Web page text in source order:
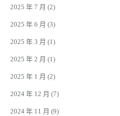
2025 年 7 月 (2)
2025 年 6 月 (3)
2025 年 3 月 (1)
2025 年 2 月 (1)
2025 年 1 月 (2)
2024 年 12 月 (7)
2024 年 11 月 (9)